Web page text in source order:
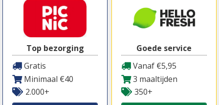
Top bezorging
Gratis
Minimaal €40
2.000+
Goede service
Vanaf €5,95
3 maaltijden
350+